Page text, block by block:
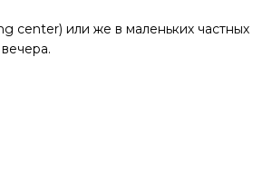
center) или же в маленьких частных